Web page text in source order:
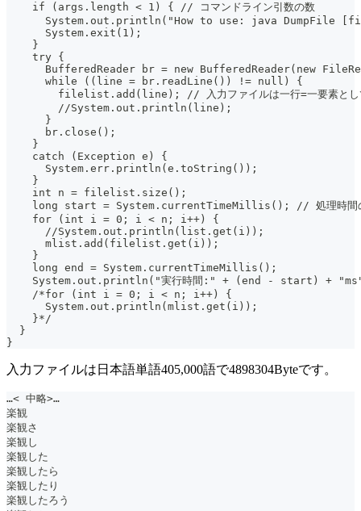
    if (args.length < 1) { // コマンドライン引数の数
System.out.println("How to use: java DumpFile
      System.exit(1);
    }
    try {
BufferedReader br = new BufferedReader(new
      while ((line = br.readLine()) != null) {
filelist.add(line); // 入力ファイルは一行=一要素とし
        //System.out.println(line);
      }
      br.close();
    }
    catch (Exception e) {
      System.err.println(e.toString());
    }
    int n = filelist.size();
long start = System.currentTimeMillis(); // 処理時間
    for (int i = 0; i < n; i++) {
      //System.out.println(list.get(i));
      mlist.add(filelist.get(i));
    }
    long end = System.currentTimeMillis();
System.out.println("実行時間:" + (end - start) +
    /*for (int i = 0; i < n; i++) {
      System.out.println(mlist.get(i));
    }*/
  }
}
入力ファイルは日本語単語405,000語で4898304Byteです。
…< 中略>…
楽観
楽観さ
楽観し
楽観した
楽観したら
楽観したり
楽観したろう